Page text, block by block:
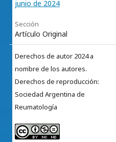
junio de 2024
Sección
Artículo Original
Derechos de autor 2024 a
nombre de los autores.
Derechos de reproducción:
Sociedad Argentina de
Reumatología